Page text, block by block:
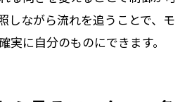
モーター構造図の使い方
構造を応用する現場の工夫
しながら流れを追うことで、モ
実に自分のものにできます。